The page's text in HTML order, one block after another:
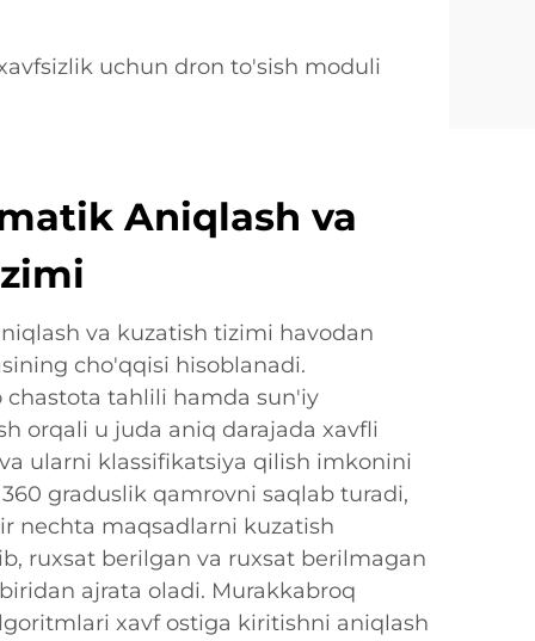
uchun dron to'sish moduli
Aniqlash va
va kuzatish tizimi havodan
cho'qqisi hisoblanadi.
chastota tahlili hamda sun'iy
orqali u juda aniq darajada xavfli
ularni klassifikatsiya qilish imkonini
graduslik qamrovni saqlab turadi,
nechta maqsadlarni kuzatish
ruxsat berilgan va ruxsat berilmagan
ajrata oladi. Murakkabroq
xavf ostiga kiritishni aniqlash